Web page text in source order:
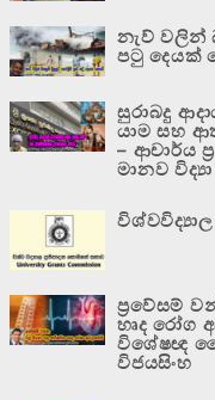
නැව් වලින්
පටු දෙයක්
සුරාබදු
යාම සහ
– ආචාර්ය
මානව
ප්‍රවේසම්
හෘද රෝග
විශේෂඥ
විජයසිංහ